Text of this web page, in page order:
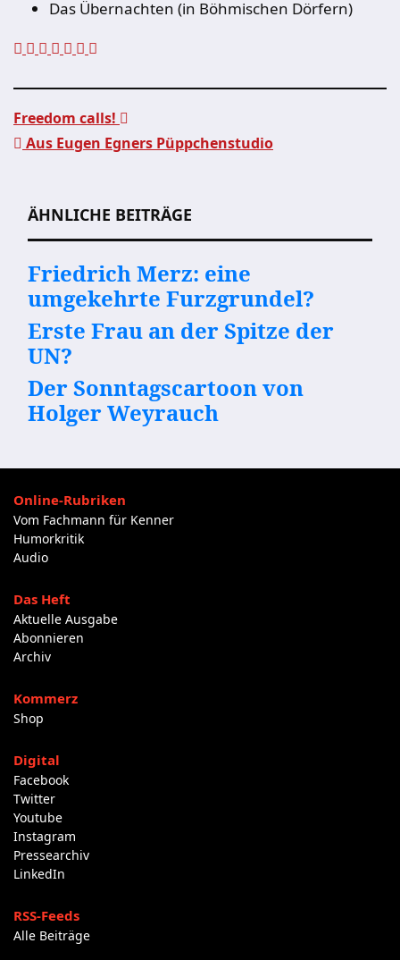
Das Übernachten (in Böhmischen Dörfern)
Freedom calls!
Aus Eugen Egners Püppchenstudio
ÄHNLICHE BEITRÄGE
Friedrich Merz: eine
umgekehrte Furzgrundel?
Erste Frau an der Spitze der
UN?
Der Sonntagscartoon von
Holger Weyrauch
Online-Rubriken
Vom Fachmann für Kenner
Humorkritik
Audio
Das Heft
Aktuelle Ausgabe
Abonnieren
Archiv
Kommerz
Shop
Digital
Facebook
Twitter
Youtube
Instagram
Pressearchiv
LinkedIn
RSS-Feeds
Alle Beiträge